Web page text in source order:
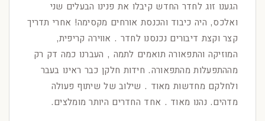
הגענו זוג לחדר החדש קיבלו את פנינו הבעלים שני
ואלכס, היה כיבוד והכנסת אורחים מקסימה! אחרי תדריך
קצר וקצת דיבורים נכנסנו לחדר . אווירה קריפית,
המוזיקה והתפאורה תואמים לתמה , העברנו כמה דק רק
מההתפעלות מהתפאורה. חידות חלקן כבר ראינו בעבר
ולחלקם מחדשות מאוד . שילוב של שיתוף פעולה
מדהים. נהנו מאוד . אחד החדרים היותר מומלצים.